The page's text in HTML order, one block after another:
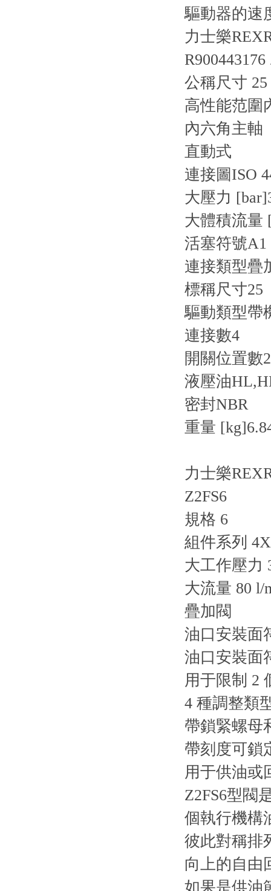
驅動器的速
力士樂
R900443176
公稱尺寸
高性能范圍
內六角主軸
直動式
連接圖ISO
大壓力 [bar]
大體積流量
活塞符號
連接類型疊
標稱尺寸25
驅動類型帶
連接數4
開關位置數2
液壓油
密封NBR
重量 [kg]
力士樂
Z2FS6
規格 6
組件系列 4X
大工作壓力
大流量 80 l/
疊加閥
油口安裝面
油口安裝面
用于限制 2
4 種調整類
帶鎖緊螺母
帶刻度可鎖
用于供油或
Z2FS6型閥
個執行機構
彼此對稱排
向上的自由
如果是供油